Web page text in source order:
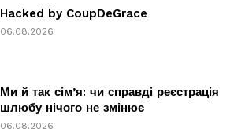
Hacked by CoupDeGrace
06.08.2026
Ми й так сім’я: чи справді реєстрація
шлюбу нічого не змінює
06.08.2026